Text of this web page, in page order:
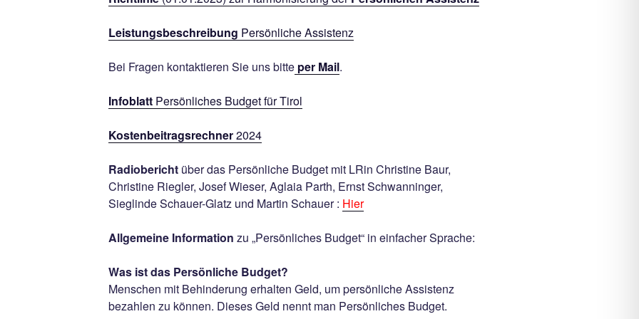
Leistungsbeschreibung Persönliche Assistenz
Bei Fragen kontaktieren Sie uns bitteper Mail.
InfoblattPersönliches Budget für Tirol
Kostenbeitragsrechner2024
Radioberichtüber das Persönliche Budget mit LRin Christine Baur,
Christine Riegler, Josef Wieser, Aglaia Parth, Ernst Schwanninger,
Sieglinde Schauer-Glatz und Martin Schauer : Hier
Allgemeine Information zu „Persönliches Budget“ in einfacher Sprache:
Was ist das Persönliche Budget?
Menschen mit Behinderung erhalten Geld, um persönliche Assistenz
bezahlen zu können. Dieses Geld nennt man Persönliches Budget.